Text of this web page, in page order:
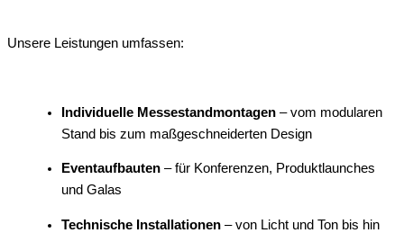
Unsere Leistungen umfassen:
Individuelle Messestandmontagen – vom modularen
Stand bis zum maßgeschneiderten Design
Eventaufbauten – für Konferenzen, Produktlaunches
und Galas
Technische Installationen – von Licht und Ton bis hin